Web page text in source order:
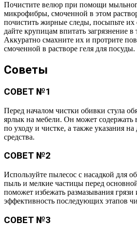
Почистите велюр при помощи
микрофибры, смоченной в этом
почистить жирные следы, посыпьте
дайте крупицам впитать загрязнение в
Аккуратно смахните их и протрите
смоченной в растворе геля для посуды.
Советы
СОВЕТ №1
Перед началом чистки обивки стула
ярлык на мебели. Он может содержать
по уходу и чистке, а также указания
средства.
СОВЕТ №2
Используйте пылесос с насадкой для
пыль и мелкие частицы перед
поможет избежать размазывания
эффективность последующих этапов
СОВЕТ №3